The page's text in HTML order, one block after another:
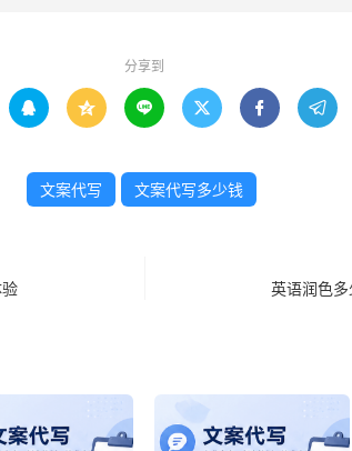
分享到
     
文案代写 文案代写多少钱
英语润色